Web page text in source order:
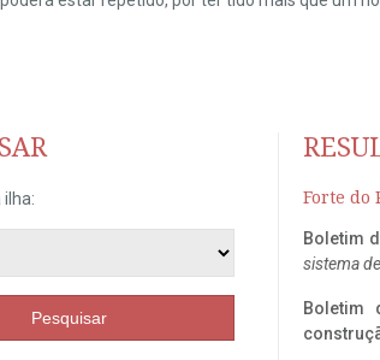
ilha:
Pesquisar
Forte do
Boletim
sistema
Boletim